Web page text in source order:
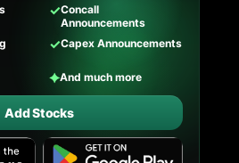
✓Concall
Announcements
✓Capex Announcements
✦And much more
Add Stocks